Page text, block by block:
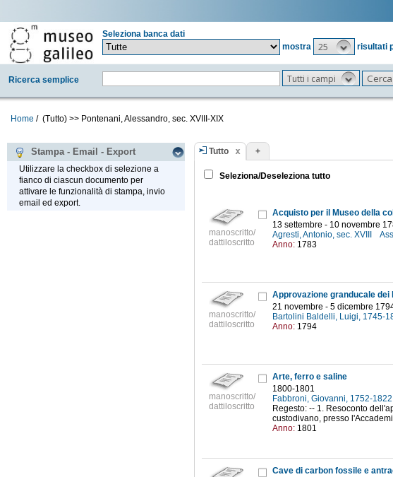
Seleziona banca dati
mostra
25 risultati
Ricerca semplice Tutti i campi
Home / (Tutto) >> Pontenani, Alessandro, sec. XVIII-XIX
Stampa - Email - Export
Utilizzare la checkbox di selezione a
fianco di ciascun documento per
attivare le funzionalità di stampa, invio
email ed export.
Tutto +
Seleziona/Deseleziona tutto
manoscritto/
dattiloscritto
13 settembre - 10 novembre
Agresti, Antonio, sec. XVIII
Anno: 1783
manoscritto/
dattiloscritto
21 novembre - 5 dicembre
Bartolini Baldelli, Luigi, 1745-
Anno: 1794
manoscritto/
dattiloscritto
Arte, ferro e saline
1800-1801
Fabbroni, Giovanni, 1752-1822
Regesto: -- 1. Resoconto
custodivano, presso
Anno: 1801
Cave di carbon fossile e